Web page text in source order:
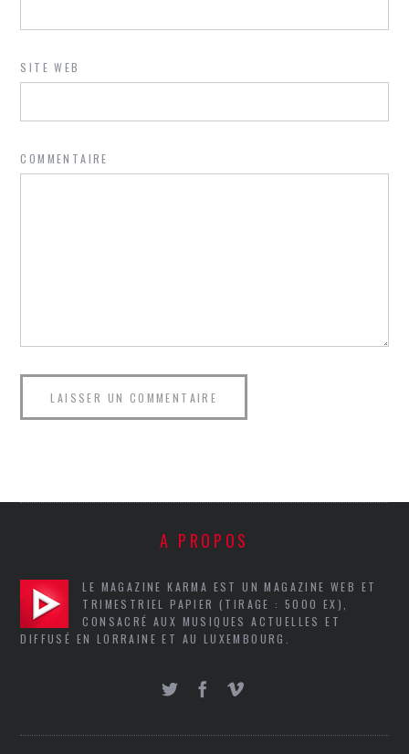
SITE WEB
COMMENTAIRE
A PROPOS
LE MAGAZINE KARMA EST UN MAGAZINE WEB ET
TRIMESTRIEL PAPIER (TIRAGE : 5000 EX),
CONSACRÉ AUX MUSIQUES ACTUELLES ET
DIFFUSÉ EN LORRAINE ET AU LUXEMBOURG.